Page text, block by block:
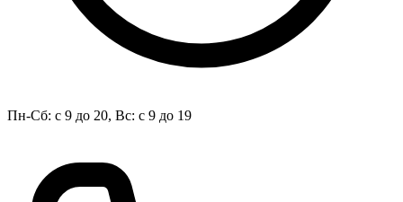
Пн-Сб: с 9 до 20, Вс: с 9 до 19